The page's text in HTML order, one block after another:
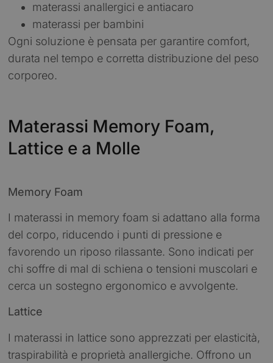
materassi anallergici e antiacaro
materassi per bambini
Ogni soluzione è pensata per garantire comfort,
durata nel tempo e corretta distribuzione del peso
corporeo.
Materassi Memory Foam,
Lattice e a Molle
Memory Foam
I materassi in memory foam si adattano alla forma
del corpo, riducendo i punti di pressione e
favorendo un riposo rilassante. Sono indicati per
chi soffre di mal di schiena o tensioni muscolari e
cerca un sostegno ergonomico e avvolgente.
Lattice
I materassi in lattice sono apprezzati per elasticità,
traspirabilità e proprietà anallergiche. Offrono un